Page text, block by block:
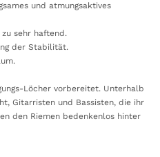
und atmungsaktives
sehr haftend.
der Stabilität.
Löcher vorbereitet. Unterhalb
Gitarristen und Bassisten, die ihr
den Riemen bedenkenlos hinter